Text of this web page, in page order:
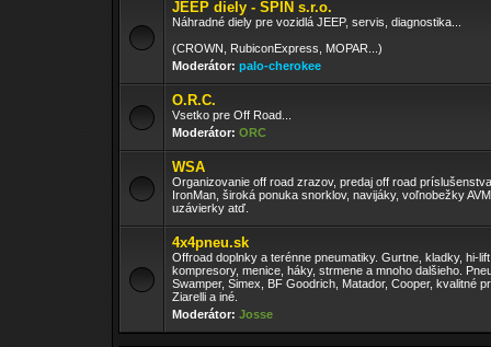
JEEP diely - SPIN s.r.o.
Náhradné diely pre vozidlá JEEP, servis, diagnostika...
(CROWN, RubiconExpress, MOPAR...)
Moderátor: palo-cherokee
O.R.C.
Vsetko pre Off Road...
Moderátor: ORC
WSA
Organizovanie off road zrazov, predaj off road
IronMan, široká ponuka snorklov, navijáky, voľnobežky
uzávierky atď.
4x4pneu.sk
Offroad doplnky a terénne pneumatiky. Gurtne, kladky, hi-
kompresory, menice, háky, strmene a mnoho dalšieho.
Swamper, Simex, BF Goodrich, Matador, Cooper, kvalitné
Ziarelli a iné.
Moderátor: Josse